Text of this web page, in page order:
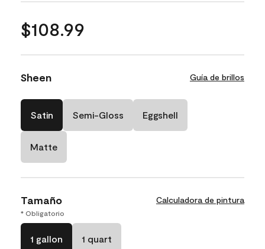
$108.99
Sheen Guía de brillos
Satin Semi-Gloss Eggshell
Matte
Tamaño Calculadora de pintura
* Obligatorio
1 gallon 1 quart